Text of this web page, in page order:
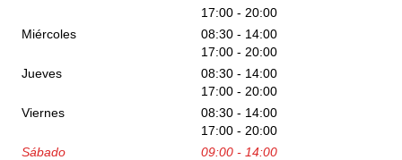
17:00 - 20:00
Miércoles
08:30 - 14:00
17:00 - 20:00
Jueves
08:30 - 14:00
17:00 - 20:00
Viernes
08:30 - 14:00
17:00 - 20:00
Sábado
09:00 - 14:00